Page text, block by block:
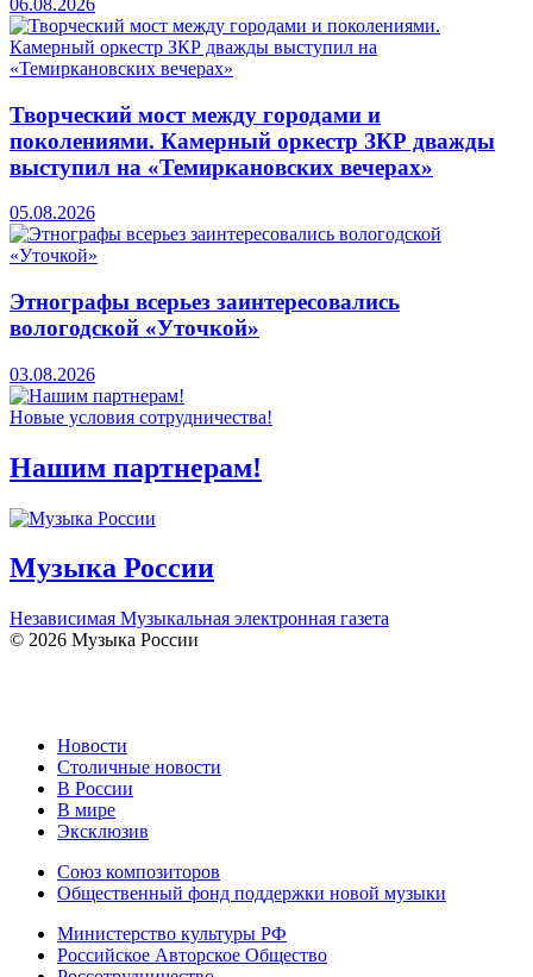
Творческий мост между городами и
поколениями. Камерный оркестр ЗКР дважды
выступил на «Темиркановских вечерах»
05.08.2026
Этнографы всерьез заинтересовались
вологодской «Уточкой»
03.08.2026
Новые условия сотрудничества!
Нашим партнерам!
Музыка России
Независимая Музыкальная электронная газета
© 2026 Музыка России
Новости
Столичные новости
В России
В мире
Эксклюзив
Союз композиторов
Общественный фонд поддержки новой музыки
Министерство культуры РФ
Российское Авторское Общество